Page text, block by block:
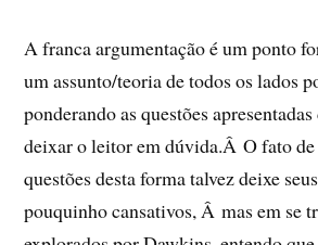
A franca argumentação é um ponto
um assunto/teoria de todos os lados
ponderando as questões
deixar o leitor em dúvida.Â O fato de
questões desta forma talvez deixe
pouquinho cansativos, Â mas em se